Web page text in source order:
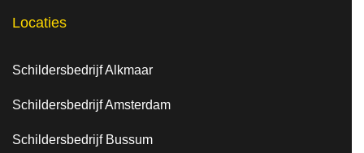
Locaties
Schildersbedrijf Alkmaar
Schildersbedrijf Amsterdam
Schildersbedrijf Bussum